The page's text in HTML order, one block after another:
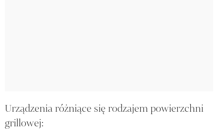
Urządzenia różniące się rodzajem powierzchni
grillowej: